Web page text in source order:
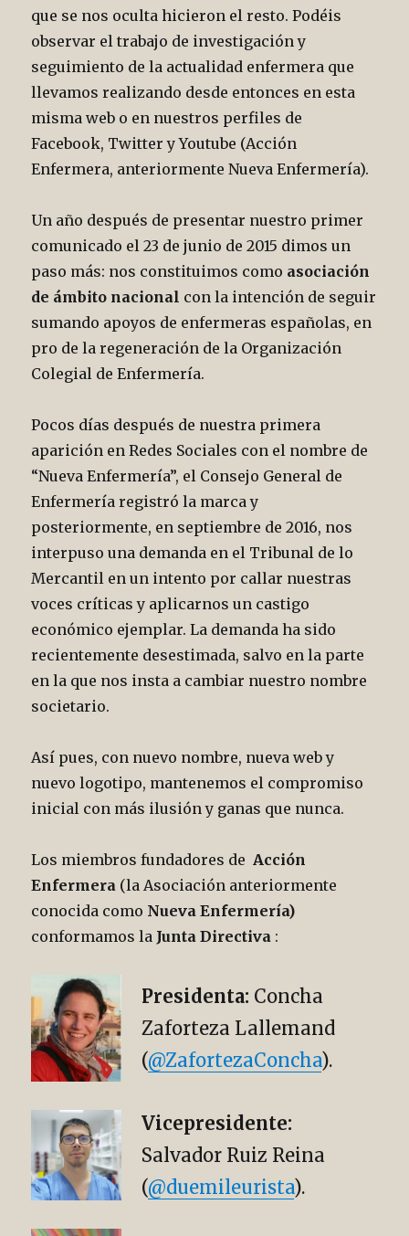
que se nos oculta hicieron el resto. Podéis
observar el trabajo de investigación y
seguimiento de la actualidad enfermera que
llevamos realizando desde entonces en esta
misma web o en nuestros perfiles de
Facebook, Twitter y Youtube (Acción
Enfermera, anteriormente Nueva Enfermería).
Un año después de presentar nuestro primer
comunicado el 23 de junio de 2015 dimos un
paso más: nos constituimos como asociación
de ámbito nacional con la intención de seguir
sumando apoyos de enfermeras españolas, en
pro de la regeneración de la Organización
Colegial de Enfermería.
Pocos días después de nuestra primera
aparición en Redes Sociales con el nombre de
“Nueva Enfermería”, el Consejo General de
Enfermería registró la marca y
posteriormente, en septiembre de 2016, nos
interpuso una demanda en el Tribunal de lo
Mercantil en un intento por callar nuestras
voces críticas y aplicarnos un castigo
económico ejemplar. La demanda ha sido
recientemente desestimada, salvo en la parte
en la que nos insta a cambiar nuestro nombre
societario.
Así pues, con nuevo nombre, nueva web y
nuevo logotipo, mantenemos el compromiso
inicial con más ilusión y ganas que nunca.
Los miembros fundadores de Acción
Enfermera (la Asociación anteriormente
conocida como Nueva Enfermería)
conformamos la Junta Directiva :
Presidenta: Concha
Zaforteza Lallemand
(@ZafortezaConcha).
Vicepresidente:
Salvador Ruiz Reina
(@duemileurista).